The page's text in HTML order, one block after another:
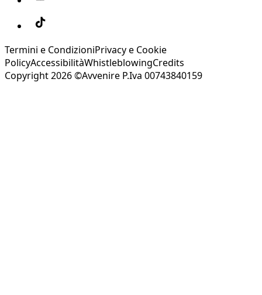
Termini e CondizioniPrivacy e Cookie
PolicyAccessibilitàWhistleblowingCredits
Copyright 2026 ©Avvenire P.Iva 00743840159